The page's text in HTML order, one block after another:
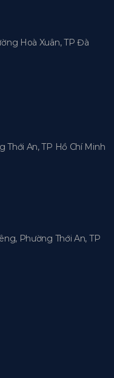
Hoà Xuân, TP Đà
Thới An, TP Hồ Chí Minh
Phường Thới An, TP